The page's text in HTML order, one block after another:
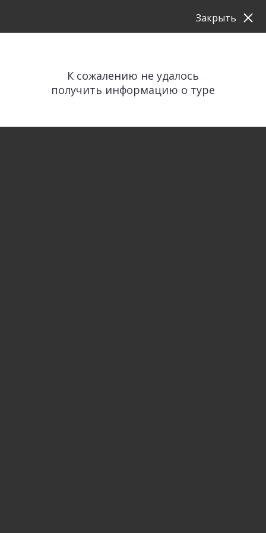
К сожалению не удалось
получить информацию о туре
Закрыть